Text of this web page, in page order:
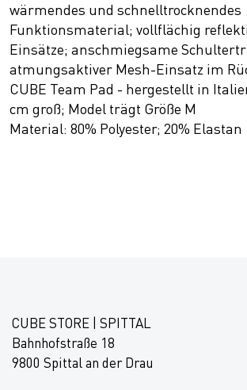
wärmendes und schnelltrocknendes
Funktionsmaterial; vollflächig
Einsätze; anschmiegsame
atmungsaktiver Mesh-Einsatz im
CUBE Team Pad - hergestellt in
cm groß; Model trägt Größe M
Material: 80% Polyester; 20% Elastan
CUBE STORE | SPITTAL
Bahnhofstraße 18
9800 Spittal an der Drau